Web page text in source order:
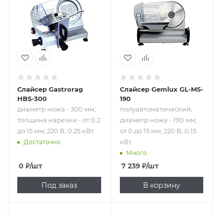
300 мм; толщина
нарезки - от 0.2
до 15 мм; 220 В;
0.25 кВт
Слайсер Gastrorag
HBS-300
диаметр ножа - 300 мм;
толщина нарезки - от 0.2
до 15 мм; 220 В; 0.25 кВт
Достаточно
0 ₽/шт
Под заказ
диаметр ножа -
190 мм; от 0 до 15
мм; 220 В; 0.15 кВт
Слайсер Gemlux GL-MS-
190
полуавтоматический;
диаметр ножа - 190 мм;
от 0 до 15 мм; 220 В; 0.15
кВт
Много
7 239₽/шт
В корзину